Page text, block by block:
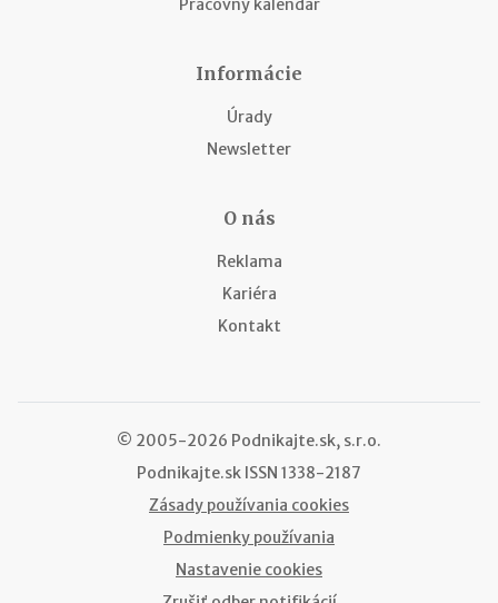
Pracovný kalendár
Informácie
Úrady
Newsletter
O nás
Reklama
Kariéra
Kontakt
© 2005-2026 Podnikajte.sk, s.r.o.
Podnikajte.sk ISSN 1338-2187
Zásady používania cookies
Podmienky používania
Nastavenie cookies